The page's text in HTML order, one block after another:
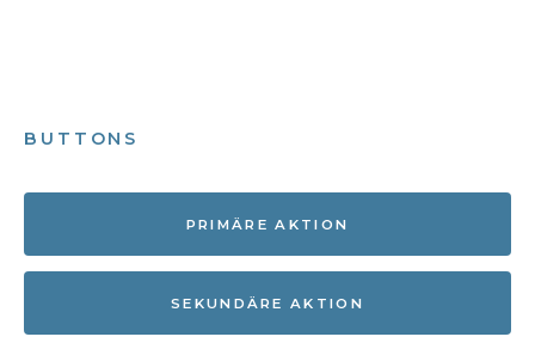
BUTTONS
PRIMÄRE AKTION
SEKUNDÄRE AKTION